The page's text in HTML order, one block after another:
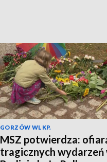
GORZÓW WLKP.
MSZ potwierdza:
tragicznych wydarzeń